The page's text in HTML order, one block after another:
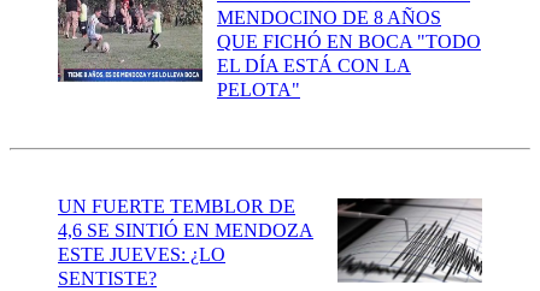
MENDOCINO DE 8 AÑOS
QUE FICHÓ EN BOCA "TODO
EL DÍA ESTÁ CON LA
PELOTA"
UN FUERTE TEMBLOR DE
4,6 SE SINTIÓ EN MENDOZA
ESTE JUEVES: ¿LO
SENTISTE?